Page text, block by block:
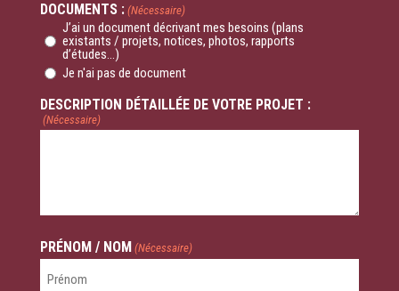
DOCUMENTS : (Nécessaire)
J’ai un document décrivant mes besoins (plans
existants / projets, notices, photos, rapports
d’études...)
Je n'ai pas de document
DESCRIPTION DÉTAILLÉE DE VOTRE PROJET :
(Nécessaire)
PRÉNOM / NOM (Nécessaire)